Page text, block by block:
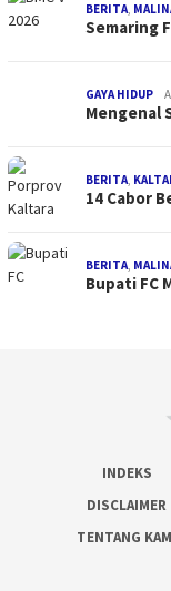
BERITA,
Semaring
GAYA HIDUP
Mengenal
BERITA,
14 Cabor
BERITA,
Bupati FC
INDEKS
DISCLAIMER
TENTANG